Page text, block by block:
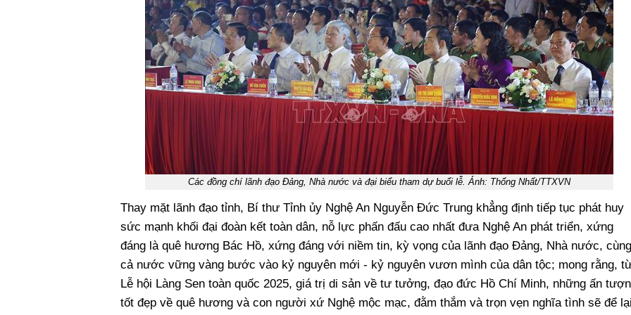
Các đồng chí lãnh đạo Đảng, Nhà nước và đại biểu tham dự buổi lễ. Ảnh: Thống Nhất/TTXVN
Thay mặt lãnh đạo tỉnh, Bí thư Tỉnh ủy Nghệ An Nguyễn Đức Trung khẳng định tiếp tục phát huy
sức mạnh khối đại đoàn kết toàn dân, nỗ lực phấn đấu cao nhất đưa Nghệ An phát triển, xứng
đáng là quê hương Bác Hồ, xứng đáng với niềm tin, kỳ vọng của lãnh đạo Đảng, Nhà nước, cùng
cả nước vững vàng bước vào kỷ nguyên mới - kỷ nguyên vươn mình của dân tộc; mong rằng,
Lễ hội Làng Sen toàn quốc 2025, giá trị di sản về tư tưởng, đạo đức Hồ Chí Minh, những ấn
tốt đẹp về quê hương và con người xứ Nghệ mộc mạc, đằm thắm và trọn vẹn nghĩa tình sẽ để lại